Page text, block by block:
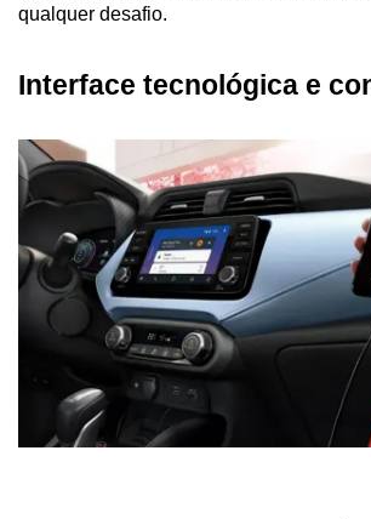
qualquer desafio.
Interface tecnológica e